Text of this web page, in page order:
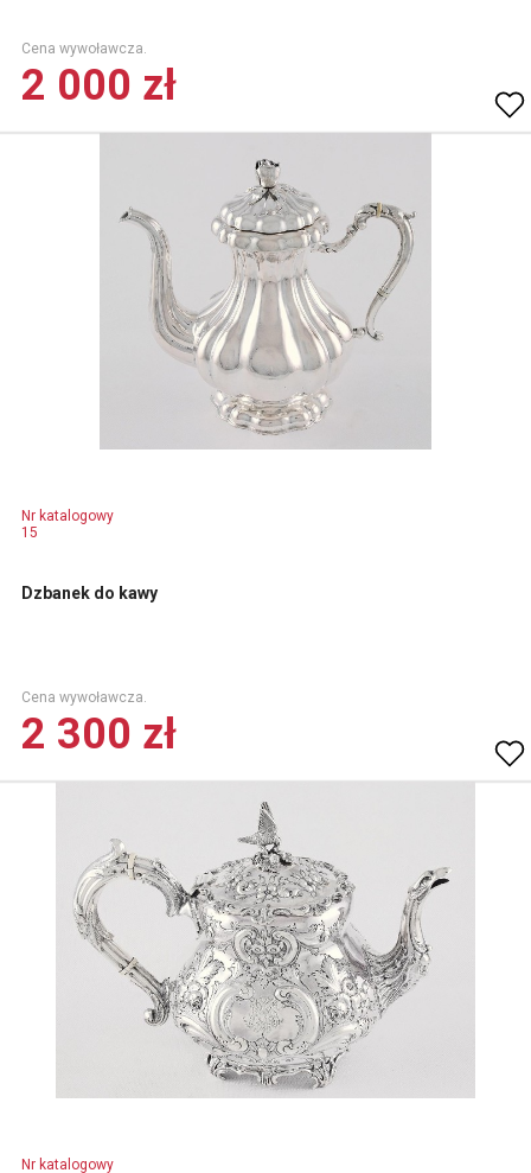
Cena wywoławcza.
2 000 zł
Nr katalogowy
15
Dzbanek do kawy
Cena wywoławcza.
2 300 zł
Nr katalogowy